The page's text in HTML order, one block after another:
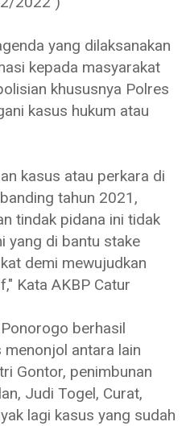
yang dilaksanakan
kepada masyarakat
khususnya Polres
kasus hukum atau
kasus atau perkara di
tahun 2021,
tindak pidana ini tidak
yang di bantu stake
demi mewujudkan
Kata AKBP Catur
berhasil
menonjol antara lain
Gontor, penimbunan
Judi Togel, Curat,
lagi kasus yang sudah